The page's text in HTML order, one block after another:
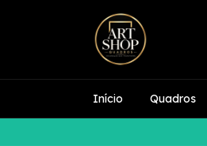
Início Quadros